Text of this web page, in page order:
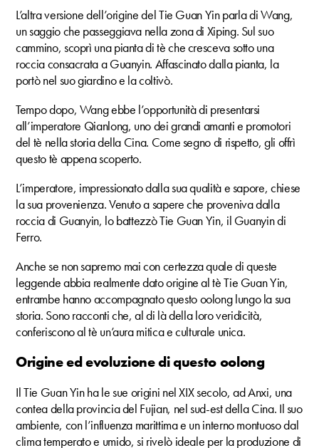
L’altra versione dell’origine del Tie Guan Yin parla di Wang,
un saggio che passeggiava nella zona di Xiping. Sul suo
cammino, scoprì una pianta di tè che cresceva sotto una
roccia consacrata a Guanyin. Affascinato dalla pianta, la
portò nel suo giardino e la coltivò.
Tempo dopo, Wang ebbe l’opportunità di presentarsi
all’imperatore Qianlong, uno dei grandi amanti e promotori
del tè nella storia della Cina. Come segno di rispetto, gli offrì
questo tè appena scoperto.
L’imperatore, impressionato dalla sua qualità e sapore, chiese
la sua provenienza. Venuto a sapere che proveniva dalla
roccia di Guanyin, lo battezzò Tie Guan Yin, il Guanyin di
Ferro.
Anche se non sapremo mai con certezza quale di queste
leggende abbia realmente dato origine al tè Tie Guan Yin,
entrambe hanno accompagnato questo oolong lungo la sua
storia. Sono racconti che, al di là della loro veridicità,
conferiscono al tè un’aura mitica e culturale unica.
Origine ed evoluzione di questo oolong
Il Tie Guan Yin ha le sue origini nel XIX secolo, ad Anxi, una
contea della provincia del Fujian, nel sud-est della Cina. Il suo
ambiente, con l’influenza marittima e un interno montuoso dal
clima temperato e umido, si rivelò ideale per la produzione di